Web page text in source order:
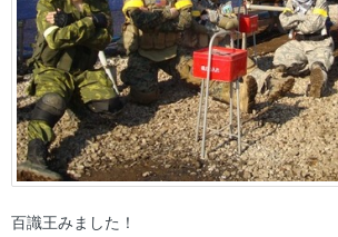
百識王みました！